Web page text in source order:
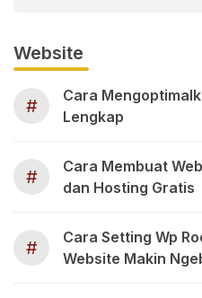
Website
#
Cara
Lengkap
#
Cara Membuat
dan Hosting Gratis
#
Cara Setting Wp
Website Makin